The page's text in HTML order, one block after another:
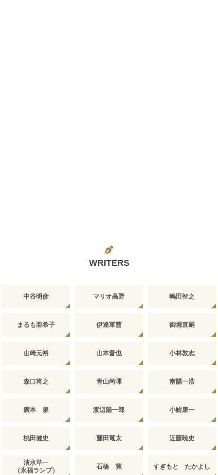
WRITERS
中谷明彦 マリオ高野 嶋田智之
まるも亜希子 伊達軍曹 御堀直嗣
山崎元裕 山本晋也 小林敦志
森口将之 青山尚暉 南陽一浩
廣本 泉 渡辺陽一郎 小鮒康一
桃田健史 藤田竜太 近藤暁史
清水草一
（永福ランプ）
石橋 寛 すぎもと たかよし